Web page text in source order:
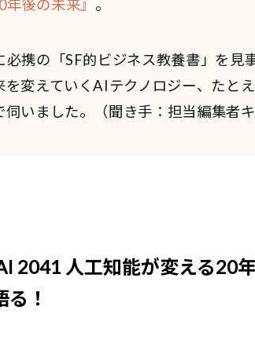
後の未来』 。
携の「SF的ビジネス教養書」を見
変えていくAIテクノロジー、たと
いました。（聞き手：担当編集者
2041 人工知能が変える20
！